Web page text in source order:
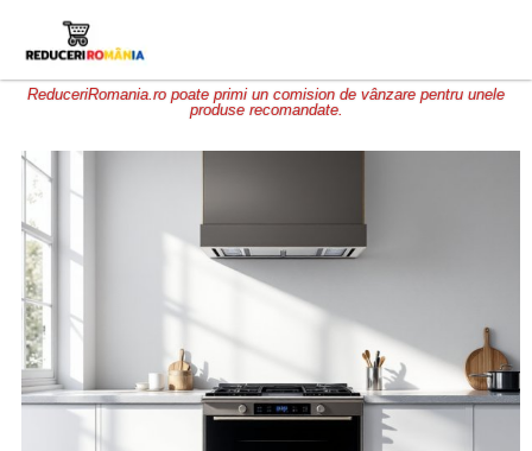
ReduceriRomania.ro poate primi un comision de vânzare pentru unele
produse recomandate.